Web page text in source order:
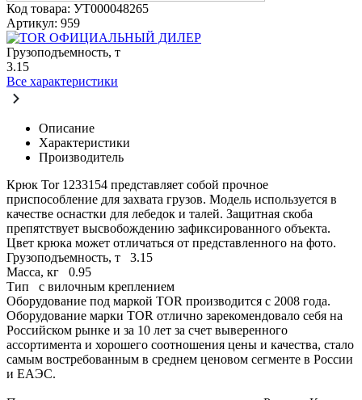
Код товара: УТ000048265
Артикул: 959
ОФИЦИАЛЬНЫЙ ДИЛЕР
Грузоподъемность, т
3.15
Все характеристики
Описание
Характеристики
Производитель
Крюк Tor 1233154 представляет собой прочное
приспособление для захвата грузов. Модель используется в
качестве оснастки для лебедок и талей. Защитная скоба
препятствует высвобождению зафиксированного объекта.
Цвет крюка может отличаться от представленного на фото.
Грузоподъемность, т
3.15
Масса, кг
0.95
Тип
с вилочным креплением
Оборудование под маркой TOR производится с 2008 года.
Оборудование марки TOR отлично зарекомендовало себя на
Российском рынке и за 10 лет за счет выверенного
ассортимента и хорошего соотношения цены и качества, стало
самым востребованным в среднем ценовом сегменте в России
и ЕАЭС.